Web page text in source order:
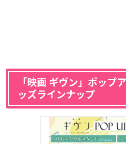
「映画 ギヴン」ポップ
ッズラインナップ